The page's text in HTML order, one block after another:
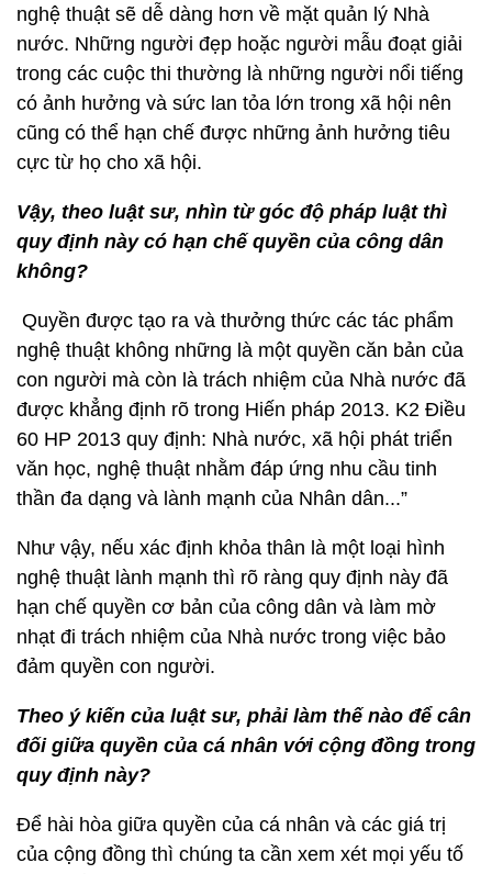
nghệ thuật sẽ dễ dàng hơn về mặt quản lý Nhà
nước. Những người đẹp hoặc người mẫu đoạt giải
trong các cuộc thi thường là những người nổi tiếng
có ảnh hưởng và sức lan tỏa lớn trong xã hội nên
cũng có thể hạn chế được những ảnh hưởng tiêu
cực từ họ cho xã hội.
Vậy, theo luật sư, nhìn từ góc độ pháp luật thì
quy định này có hạn chế quyền của công dân
không?
Quyền được tạo ra và thưởng thức các tác phẩm
nghệ thuật không những là một quyền căn bản của
con người mà còn là trách nhiệm của Nhà nước đã
được khẳng định rõ trong Hiến pháp 2013. K2 Điều
60 HP 2013 quy định: Nhà nước, xã hội phát triển
văn học, nghệ thuật nhằm đáp ứng nhu cầu tinh
thần đa dạng và lành mạnh của Nhân dân...”
Như vậy, nếu xác định khỏa thân là một loại hình
nghệ thuật lành mạnh thì rõ ràng quy định này đã
hạn chế quyền cơ bản của công dân và làm mờ
nhạt đi trách nhiệm của Nhà nước trong việc bảo
đảm quyền con người.
Theo ý kiến của luật sư, phải làm thế nào để cân
đối giữa quyền của cá nhân với cộng đồng trong
quy định này?
Để hài hòa giữa quyền của cá nhân và các giá trị
của cộng đồng thì chúng ta cần xem xét mọi yếu tố